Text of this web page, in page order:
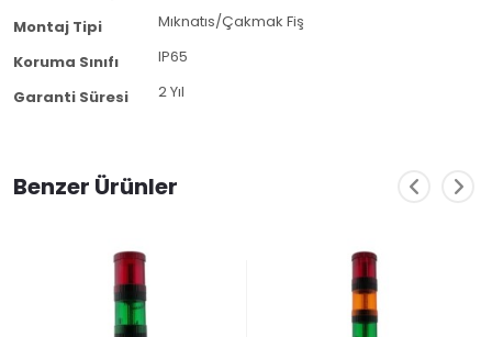
Montaj Tipi Mıknatıs/Çakmak Fiş
Koruma Sınıfı IP65
Garanti Süresi 2 Yıl
Benzer Ürünler